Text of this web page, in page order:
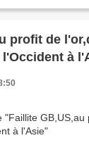
profit de
à